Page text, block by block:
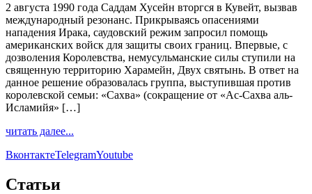
2 августа 1990 года Саддам Хусейн вторгся в Кувейт, вызвав
международный резонанс. Прикрываясь опасениями
нападения Ирака, саудовский режим запросил помощь
американских войск для защиты своих границ. Впервые, с
дозволения Королевства, немусульманские силы ступили на
священную территорию Харамейн, Двух святынь. В ответ на
данное решение образовалась группа, выступившая против
королевской семьи: «Сахва» (сокращение от «Ас-Сахва аль-
Исламийя» […]
читать далее...
ВконтактеTelegramYoutube
Статьи